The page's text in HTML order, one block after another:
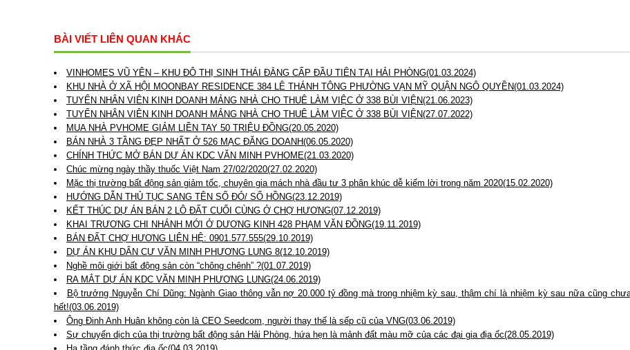
BÀI VIẾT LIÊN QUAN KHÁC
VINHOMES VŨ YÊN – KHU ĐÔ THỊ SINH THÁI ĐẲNG CẤP ĐẦU TIÊN TẠI HẢI PHÒNG(01.03.2024)
KHU NHÀ Ở XÃ HỘI MOONBAY RESIDENCE 384 LÊ THÁNH TÔNG PHƯỜNG VẠN MỸ QUẬN NGÔ QUYỀN(01.03.2024)
TUYỂN NHÂN VIÊN KINH DOANH MẢNG NHÀ CHO THUÊ LÀM VIỆC Ở 338 BÙI VIỆN(21.06.2023)
TUYỂN NHÂN VIÊN KINH DOANH MẢNG NHÀ CHO THUÊ LÀM VIỆC Ở 338 BÙI VIỆN(27.07.2022)
MUA NHÀ PVHOME GIẢM LIỀN TAY 50 TRIỆU ĐỒNG(20.05.2020)
BÁN NHÀ 3 TẦNG ĐẸP NHẤT Ở 526 MẠC ĐĂNG DOANH(06.05.2020)
CHÍNH THỨC MỞ BÁN DỰ ÁN KDC VĂN MINH PVHOME(21.03.2020)
Chúc mừng ngày thầy thuốc Việt Nam 27/02/2020(27.02.2020)
Mặc thị trường bất động sản giảm tốc, chuyên gia mách nhà đầu tư 3 phân khúc dễ kiếm lời trong năm 2020(15.02.2020)
HƯỚNG DẪN THỦ TỤC SANG TÊN SỔ ĐỎ/ SỔ HỒNG(23.12.2019)
KẾT THÚC DỰ ÁN BÁN 2 LÔ ĐẤT CUỐI CÙNG Ở CHỢ HƯƠNG(07.12.2019)
KHAI TRƯƠNG CHI NHÁNH MỚI Ở DƯƠNG KINH 428 PHẠM VĂN ĐỒNG(19.11.2019)
BÁN ĐẤT CHỢ HƯƠNG LIÊN HỆ: 0901.577.555(29.10.2019)
DỰ ÁN KHU DÂN CƯ VĂN MINH PHƯƠNG LUNG 8(12.10.2019)
Nghề môi giới bất động sản còn “chông chênh” ?(01.07.2019)
RA MẮT DỰ ÁN KDC VĂN MINH PHƯƠNG LUNG(24.06.2019)
Bộ trưởng Nguyễn Chí Dũng: Ngành Giao thông vẫn nợ 20.000 tỷ đồng mà trong nhiệm kỳ sau, thậm chí là nhiệm kỳ sau nữa cũng
hết!(03.06.2019)
Ông Đinh Anh Huân không còn là CEO Seedcom, người thay thế là sếp cũ của VNG(03.06.2019)
Sự chuyển dịch của thị trường bất động sản Hải Phòng, hứa hẹn là mảnh đất màu mỡ của các đại gia địa ốc(28.05.2019)